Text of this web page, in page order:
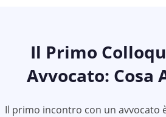
Il Primo
Avvocato: Cosa
Il primo incontro con un avvocato